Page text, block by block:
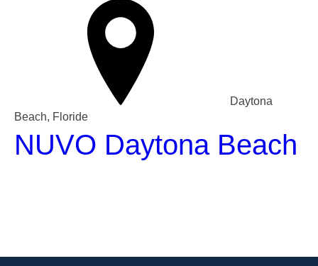
Daytona
Beach, Floride
NUVO Daytona Beach